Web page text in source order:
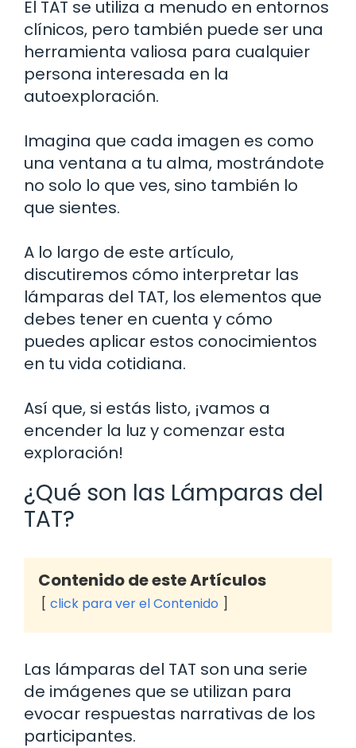
El TAT se utiliza a menudo en entornos
clínicos, pero también puede ser una
herramienta valiosa para cualquier
persona interesada en la
autoexploración.
Imagina que cada imagen es como
una ventana a tu alma, mostrándote
no solo lo que ves, sino también lo
que sientes.
A lo largo de este artículo,
discutiremos cómo interpretar las
lámparas del TAT, los elementos que
debes tener en cuenta y cómo
puedes aplicar estos conocimientos
en tu vida cotidiana.
Así que, si estás listo, ¡vamos a
encender la luz y comenzar esta
exploración!
¿Qué son las Lámparas del
TAT?
Contenido de este Artículos
click para ver el Contenido
Las lámparas del TAT son una serie
de imágenes que se utilizan para
evocar respuestas narrativas de los
participantes.